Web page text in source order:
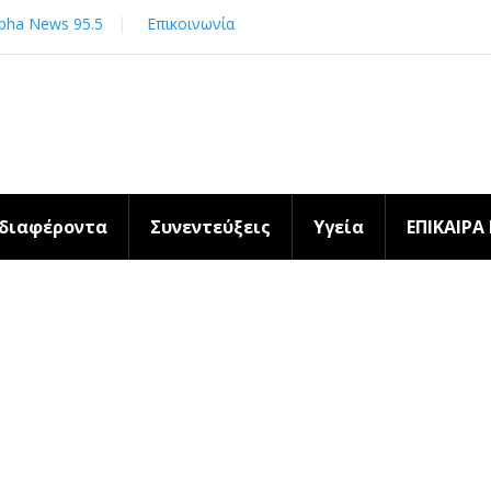
News 95.5 Επικοινωνία
Συνεντεύξεις Υγεία